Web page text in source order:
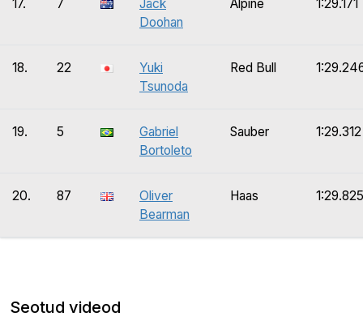
17. 7
Jack
Doohan
Alpine 1:29.171
18. 22
Yuki
Tsunoda
Red Bull
19. 5
Gabriel
Bortoleto
Sauber 1:29.312
20. 87
Oliver
Bearman
Haas 1:29.825
Seotud videod